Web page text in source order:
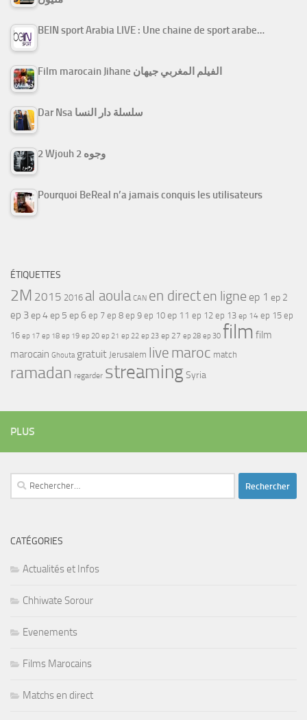
BEIN sport Arabia LIVE : Une chaine de sport arabe…
Film marocain Jihane الفيلم المغربي جيهان
Dar Nsa سلسلة دار النسا
2 Wjouh 2 وجوه
Pourquoi BeReal n’a jamais conquis les utilisateurs
ÉTIQUETTES
2M 2015 2016 al aoula CAN en directen ligne ep 1 ep 2
ep 3ep 4ep 5 ep 6 ep 7 ep 8 ep 9 ep 10 ep 11 ep 12 ep 13 ep 14 ep 15 ep
16 ep 17 ep 18 ep 19 ep 20 ep 21 ep 22 ep 23 ep 27 ep 28 ep 30 film film
marocain Ghouta gratuit Jerusalem live maroc match
ramadan regarder streamingSyria
PLUS
Rechercher :
CATÉGORIES
Actualités et Infos
Chhiwate Sorour
Evenements
Films Marocains
Matchs en direct